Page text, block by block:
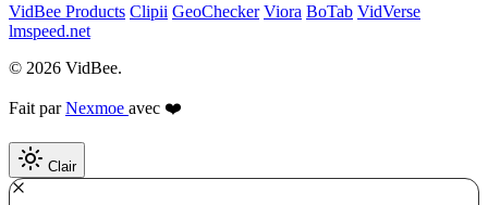
VidBee Products Clipii GeoChecker Viora BoTab VidVerse
lmspeed.net
© 2026 VidBee.
Fait parNexmoe avec ❤️
Clair